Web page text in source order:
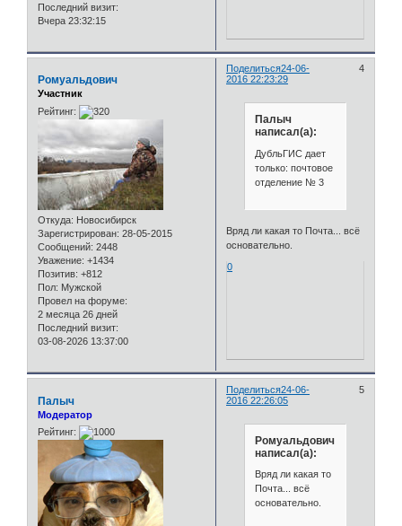
Последний визит:
Вчера 23:32:15
Поделиться 4
24-06-
2016 22:23:29
Ромуальдович
Участник
Рейтинг:
Откуда: Новосибирск
Зарегистрирован: 28-05-2015
Сообщений: 2448
Уважение: +1434
Позитив: +812
Пол: Мужской
Провел на форуме:
2 месяца 26 дней
Последний визит:
03-08-2026 13:37:00
Палыч
написал(а):
ДубльГИС дает
только: почтовое
отделение № 3
Вряд ли какая то Почта... всё
основательно.
0
Поделиться 5
24-06-
2016 22:26:05
Палыч
Модератор
Рейтинг:
Ромуальдович
написал(а):
Вряд ли какая то
Почта... всё
основательно.